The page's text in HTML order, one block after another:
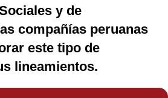
y de
compañías peruanas
este tipo de
lineamientos.